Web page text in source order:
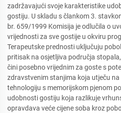
zadržavajući svoje karakteristike
gostiju. U skladu s člankom 3.
br. 659/1999 Komisija je odlučila o
vrijednosti za sve gostije u okviru
Terapeutske prednosti uključuju
pritisak na osjetljiva područja
čini posebno vrijednim za goste s
zdravstvenim stanjima koja utječu
tehnologiju s memorijskom pjenom
udobnosti gostiju koja razlikuje
opravdava veće cijene soba kroz